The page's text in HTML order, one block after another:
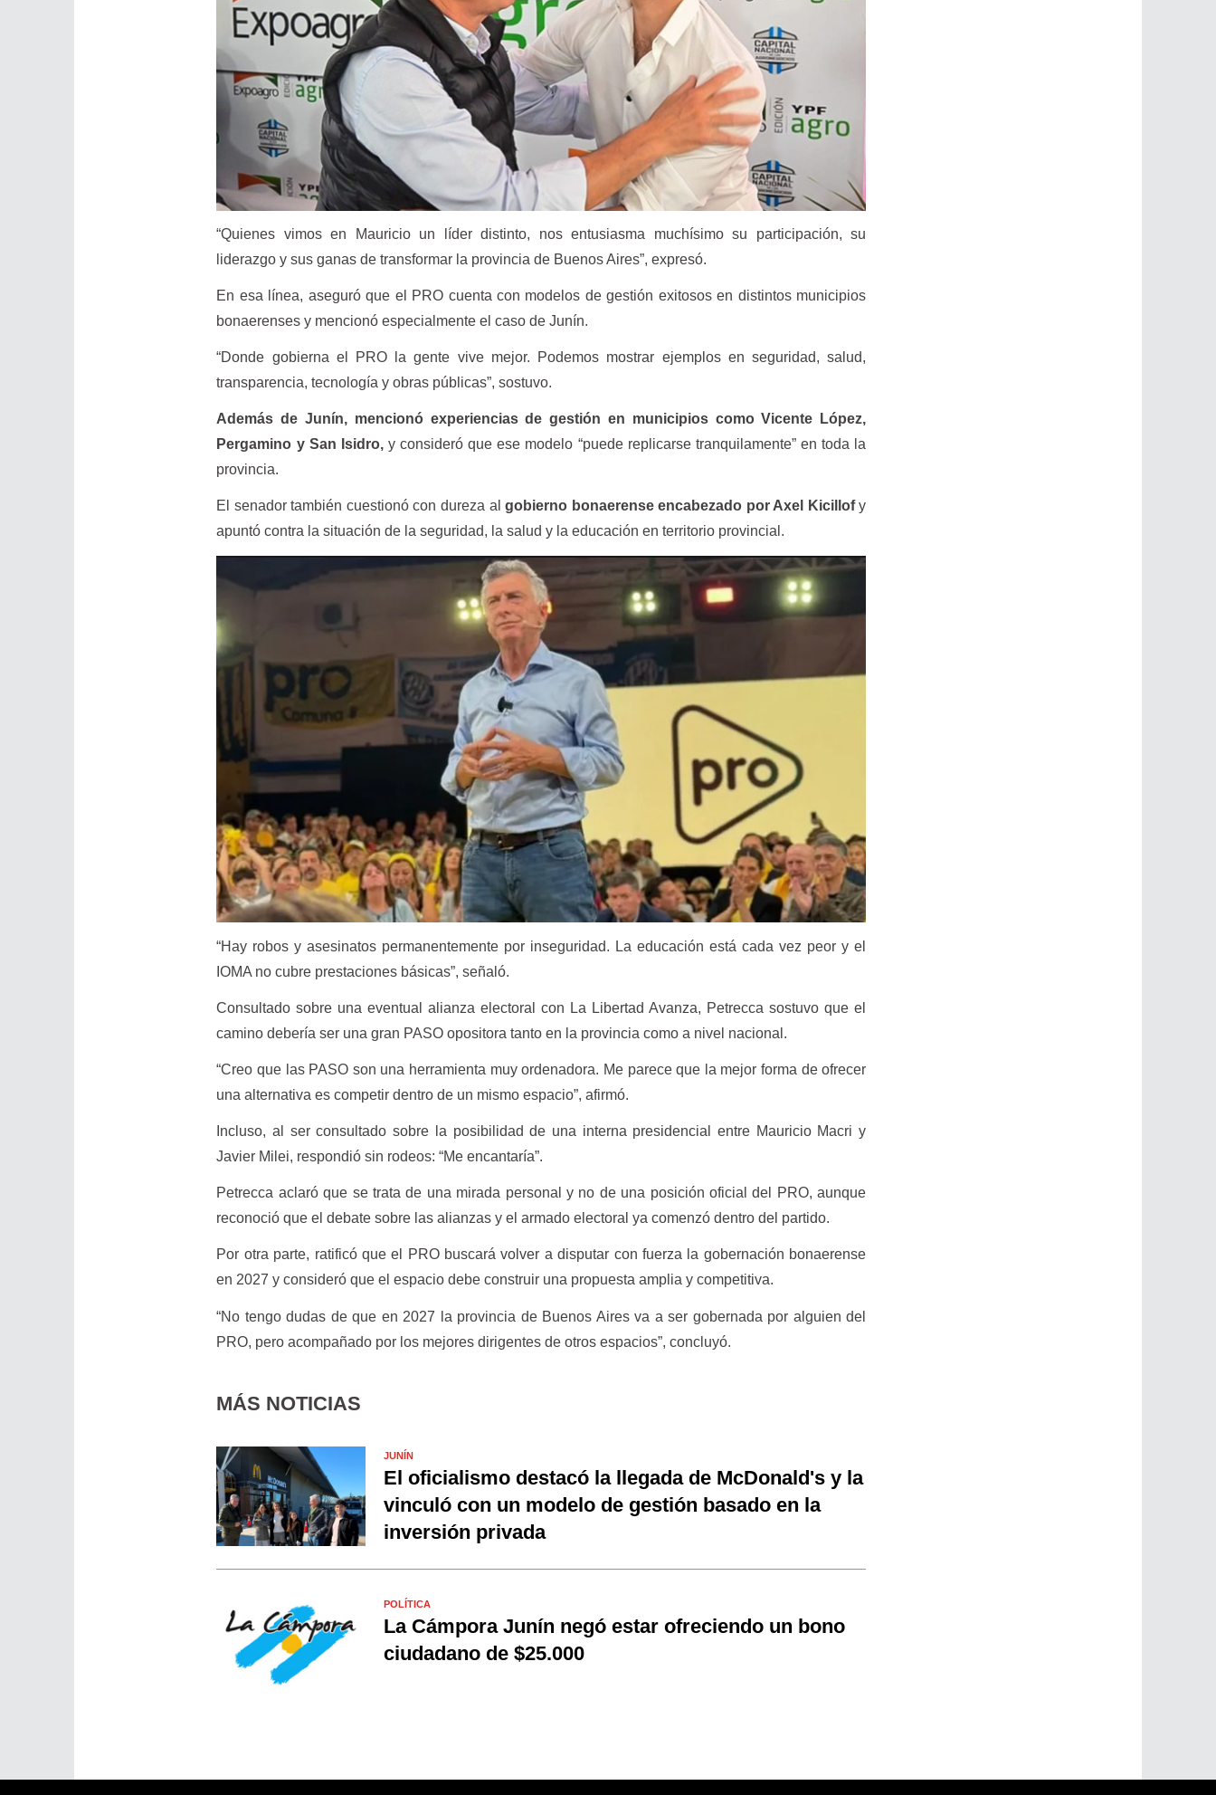
“Quienes vimos en Mauricio un líder distinto, nos entusiasma muchísimo su participación, su
liderazgo y sus ganas de transformar la provincia de Buenos Aires”, expresó.
En esa línea, aseguró que el PRO cuenta con modelos de gestión exitosos en distintos municipios
bonaerenses y mencionó especialmente el caso de Junín.
“Donde gobierna el PRO la gente vive mejor. Podemos mostrar ejemplos en seguridad, salud,
transparencia, tecnología y obras públicas”, sostuvo.
Además de Junín, mencionó experiencias de gestión en municipios como Vicente López,
Pergamino y San Isidro,y consideró que ese modelo “puede replicarse tranquilamente” en toda la
provincia.
El senador también cuestionó con dureza algobierno bonaerense encabezado por Axel Kicillofy
apuntó contra la situación de la seguridad, la salud y la educación en territorio provincial.
“Hay robos y asesinatos permanentemente por inseguridad. La educación está cada vez peor y el
IOMA no cubre prestaciones básicas”, señaló.
Consultado sobre una eventual alianza electoral con La Libertad Avanza, Petrecca sostuvo que el
camino debería ser una gran PASO opositora tanto en la provincia como a nivel nacional.
“Creo que las PASO son una herramienta muy ordenadora. Me parece que la mejor forma de ofrecer
una alternativa es competir dentro de un mismo espacio”, afirmó.
Incluso, al ser consultado sobre la posibilidad de una interna presidencial entre Mauricio Macri y
Javier Milei, respondió sin rodeos: “Me encantaría”.
Petrecca aclaró que se trata de una mirada personal y no de una posición oficial del PRO, aunque
reconoció que el debate sobre las alianzas y el armado electoral ya comenzó dentro del partido.
Por otra parte, ratificó que el PRO buscará volver a disputar con fuerza la gobernación bonaerense
en 2027 y consideró que el espacio debe construir una propuesta amplia y competitiva.
“No tengo dudas de que en 2027 la provincia de Buenos Aires va a ser gobernada por alguien del
PRO, pero acompañado por los mejores dirigentes de otros espacios”, concluyó.
MÁS NOTICIAS
JUNÍN
El oficialismo destacó la llegada de McDonald's y la
vinculó con un modelo de gestión basado en la
inversión privada
POLÍTICA
La Cámpora Junín negó estar ofreciendo un bono
ciudadano de $25.000